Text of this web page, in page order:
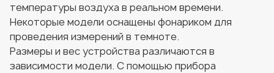
температуры воздуха в реальном времени.
Некоторые модели оснащены фонариком для
проведения измерений в темноте.
Размеры и вес устройства различаются в
зависимости модели. С помощью прибора